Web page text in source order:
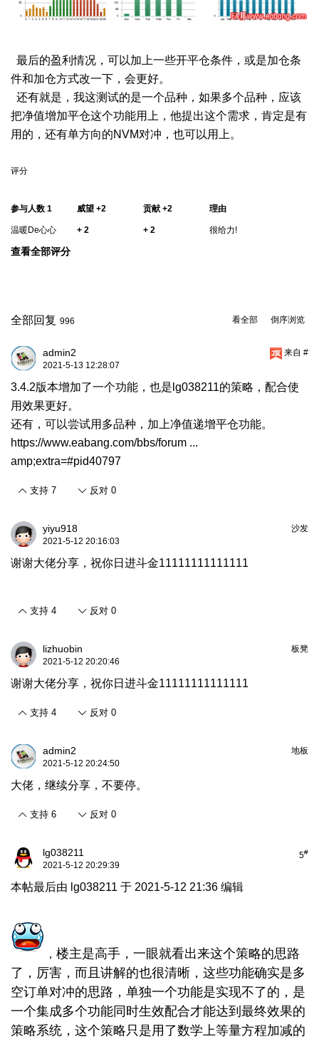
最后的盈利情况，可以加上一些开平仓条件，或是加仓条
件和加仓方式改一下，会更好。
还有就是，我这测试的是一个品种，如果多个品种，应该
把净值增加平仓这个功能用上，他提出这个需求，肯定是有
用的，还有单方向的NVM对冲，也可以用上。
评分
参与人数 1 威望 +2 贡献 +2 理由
温暖De心心 + 2 + 2 很给力!
查看全部评分
倒序浏览
看全部
全部回复 996
来自 #
admin2
2021-5-13 12:28:07
3.4.2版本增加了一个功能，也是lg038211的策略，配合使
用效果更好。
还有，可以尝试用多品种，加上净值递增平仓功能。
https://www.eabang.com/bbs/forum ...
amp;extra=#pid40797
支持 7 反对 0
沙发
yiyu918
2021-5-12 20:16:03
谢谢大佬分享，祝你日进斗金11111111111111
支持 4 反对 0
板凳
lizhuobin
2021-5-12 20:20:46
谢谢大佬分享，祝你日进斗金11111111111111
支持 4 反对 0
地板
admin2
2021-5-12 20:24:50
大佬，继续分享，不要停。
支持 6 反对 0
5#
lg038211
2021-5-12 20:29:39
本帖最后由 lg038211 于 2021-5-12 21:36 编辑
， 楼主是高手，一眼就看出来这个策略的思路
了，厉害，而且讲解的也很清晰，这些功能确实是多
空订单对冲的思路，单独一个功能是实现不了的，是
一个集成多个功能同时生效配合才能达到最终效果的
策略系统，这个策略只是用了数学上等量方程加减的